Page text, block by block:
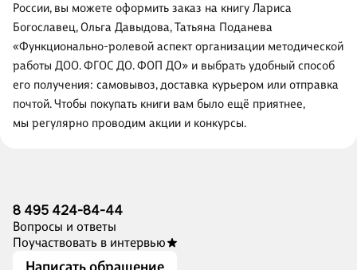
России, вы можете оформить заказ на книгу Лариса
Богославец, Ольга Давыдова, Татьяна Поданева
«Функционально-ролевой аспект организации методической
работы ДОО. ФГОС ДО. ФОП ДО» и выбрать удобный способ
его получения: самовывоз, доставка курьером или отправка
почтой. Чтобы покупать книги вам было ещё приятнее,
мы регулярно проводим акции и конкурсы.
8 495 424-84-44
Вопросы и ответы
Поучаствовать в интервью